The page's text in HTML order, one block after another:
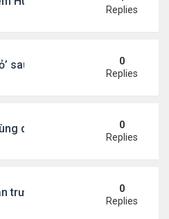
Replies
sau vụ phát hiện UAV mang
0
Replies
drone bắt kẻ trộm trong
0
Replies
trước Cộng Hòa trong các
0
Replies